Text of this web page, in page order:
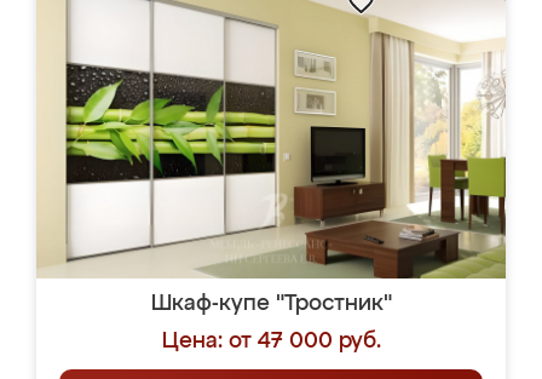
Шкаф-купе "Тростник"
Цена: от 47 000 руб.